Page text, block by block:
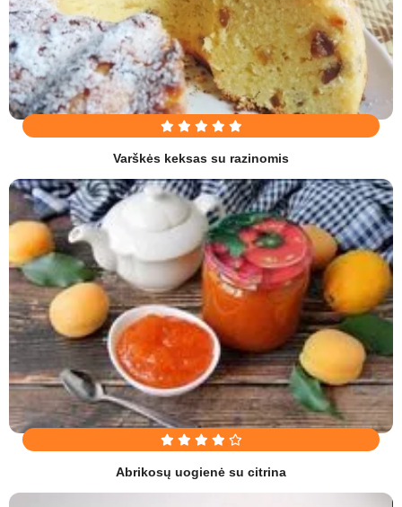
Varškės keksas su razinomis
Abrikosų uogienė su citrina